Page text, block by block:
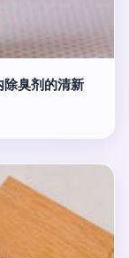
臭剂的清新